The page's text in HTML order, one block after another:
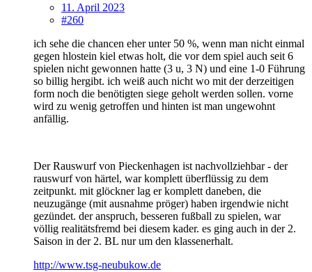
11. April 2023
#260
ich sehe die chancen eher unter 50 %, wenn man nicht einmal
gegen hlostein kiel etwas holt, die vor dem spiel auch seit 6
spielen nicht gewonnen hatte (3 u, 3 N) und eine 1-0 Führung
so billig hergibt. ich weiß auch nicht wo mit der derzeitigen
form noch die benötigten siege geholt werden sollen. vorne
wird zu wenig getroffen und hinten ist man ungewohnt
anfällig.
Der Rauswurf von Pieckenhagen ist nachvollziehbar - der
rauswurf von härtel, war komplett überflüssig zu dem
zeitpunkt. mit glöckner lag er komplett daneben, die
neuzugänge (mit ausnahme pröger) haben irgendwie nicht
gezündet. der anspruch, besseren fußball zu spielen, war
völlig realitätsfremd bei diesem kader. es ging auch in der 2.
Saison in der 2. BL nur um den klassenerhalt.
http://www.tsg-neubukow.de